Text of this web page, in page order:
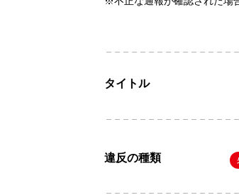
タイトル
違反の種類